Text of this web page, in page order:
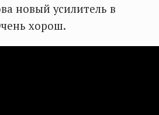
новый усилитель в
хорош.